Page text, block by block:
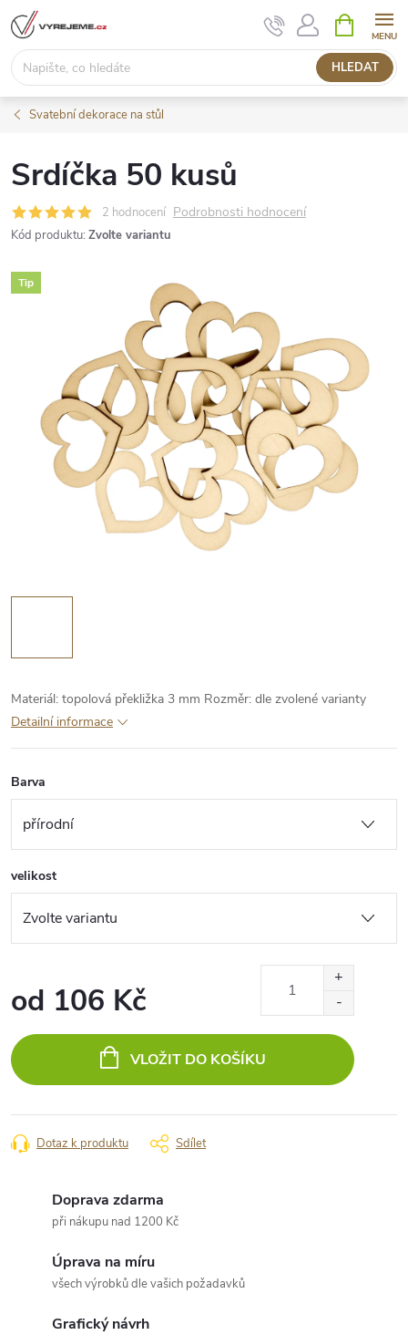
Přejít
na
obsah
HLEDAT
NÁKUPNÍ
KOŠÍK
Svatební dekorace na stůl
Srdíčka 50 kusů
2 hodnocení Podrobnosti hodnocení
Kód produktu: Zvolte variantu
Tip
Materiál: topolová překližka 3 mm Rozměr: dle zvolené varianty
Detailní informace
Barva
velikost
od 106 Kč
cena:
VLOŽIT DO KOŠÍKU
Dotaz k produktu Sdílet
Doprava zdarma
při nákupu nad 1200 Kč
Úprava na míru
všech výrobků dle vašich požadavků
Grafický návrh